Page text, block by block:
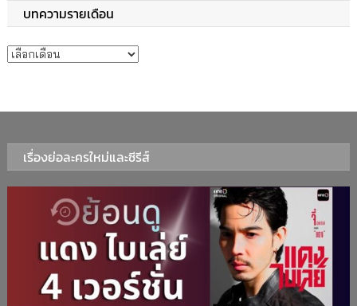
บทความรายเดือน
บทความรายเดือน
เรื่องย่อละครใหม่และซีรีส์